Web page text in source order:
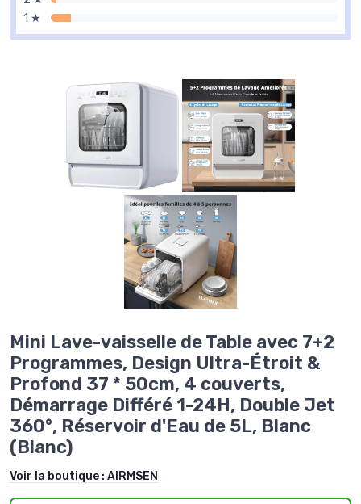
1 ★
Mini Lave-vaisselle de Table avec 7+2
Programmes, Design Ultra-Étroit &
Profond 37 * 50cm, 4 couverts,
Démarrage Différé 1-24H, Double Jet
360°, Réservoir d'Eau de 5L, Blanc
(Blanc)
Voir la boutique : AIRMSEN